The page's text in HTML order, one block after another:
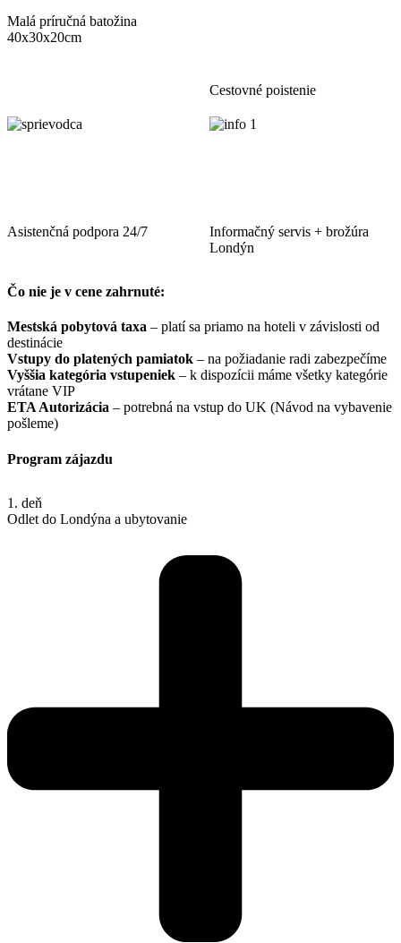
Malá príručná batožina
40x30x20cm
Cestovné poistenie
Asistenčná podpora 24/7
Informačný servis + brožúra
Londýn
Čo nie je v cene zahrnuté:
Mestská pobytová taxa – platí sa priamo na hoteli v závislosti od
destinácie
Vstupy do platených pamiatok – na požiadanie radi zabezpečíme
Vyššia kategória vstupeniek – k dispozícii máme všetky kategórie
vrátane VIP
ETA Autorizácia – potrebná na vstup do UK (Návod na vybavenie
pošleme)
Program zájazdu
1. deň
Odlet do Londýna a ubytovanie